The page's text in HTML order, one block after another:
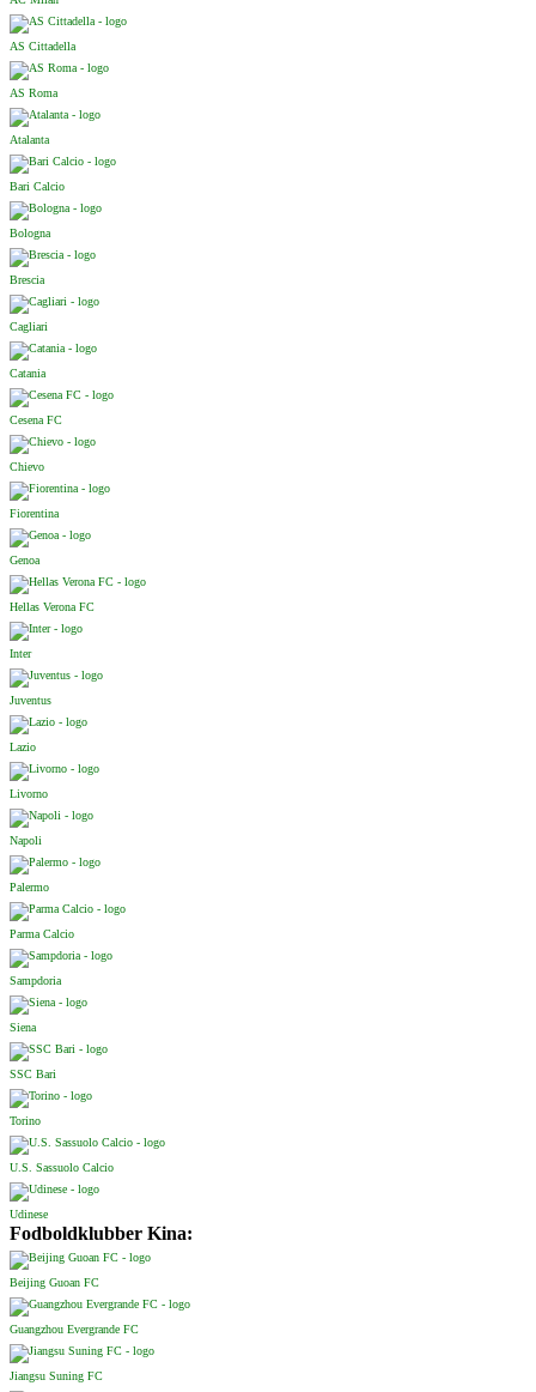
AS Cittadella
AS Roma
Atalanta
Bari Calcio
Bologna
Brescia
Cagliari
Catania
Cesena FC
Chievo
Fiorentina
Genoa
Hellas Verona FC
Inter
Juventus
Lazio
Livorno
Napoli
Palermo
Parma Calcio
Sampdoria
Siena
SSC Bari
Torino
U.S. Sassuolo Calcio
Udinese
Fodboldklubber Kina:
Beijing Guoan FC
Guangzhou Evergrande FC
Jiangsu Suning FC